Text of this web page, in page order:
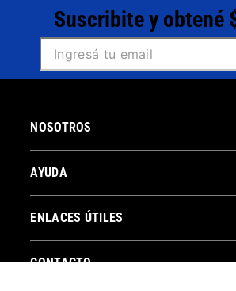
Suscribite y obtené
NOSOTROS
AYUDA
ENLACES ÚTILES
CONTACTO